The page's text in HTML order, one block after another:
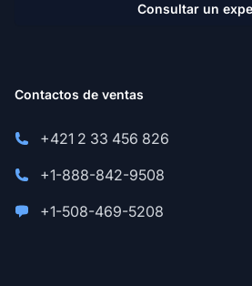
Consultar un
Contactos de ventas
+421 2 33 456 826
+1-888-842-9508
+1-508-469-5208